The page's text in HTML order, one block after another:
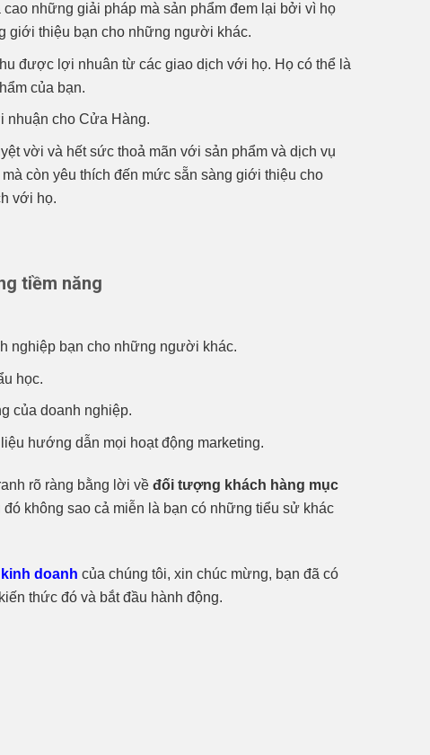
những giải pháp mà sản phẩm đem lại bởi vì họ
giới thiệu bạn cho những người khác.
được lợi nhuân từ các giao dịch với họ. Họ có thể là
của bạn.
nhuận cho Cửa Hàng.
vời và hết sức thoả mãn với sản phẩm và dịch vụ
còn yêu thích đến mức sẵn sàng giới thiệu cho
với họ.
tiềm năng
nghiệp bạn cho những người khác.
học.
của doanh nghiệp.
hướng dẫn mọi hoạt động marketing.
rõ ràng bằng lời về đối tượng khách hàng mục
không sao cả miễn là bạn có những tiểu sử khác
doanh của chúng tôi, xin chúc mừng, bạn đã có
thức đó và bắt đầu hành động.